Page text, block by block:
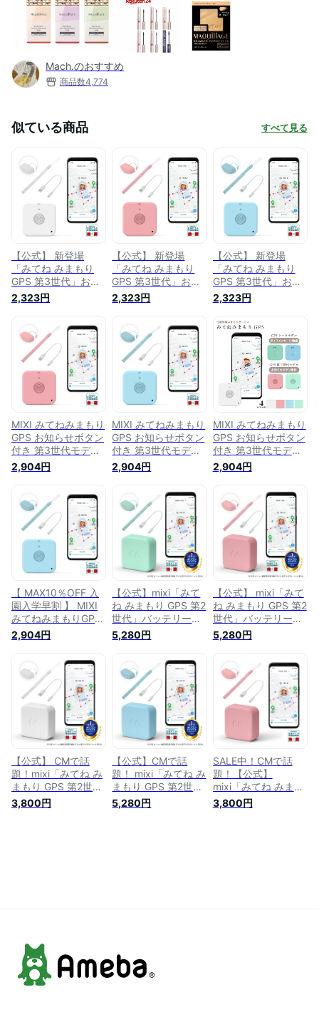
Mach.のおすすめ
商品数4,774
似ている商品 すべて見る
【公式】 新登場
「みてね みまもり
GPS 第3世代」お知
らせボタン付き！ (
ホワイト ) バッテリ
正システム搭載 日本
PTA全国協議会推薦
商品 迷子防止 の 子
供 見守り 小型 追跡
GPS MIXI
2,323円
【公式】 新登場
「みてね みまもり
GPS 第3世代」お知
らせボタン付き！ (
ピンク ) バッテリー
システム搭載 日本
PTA全国協議会推薦
商品 迷子防止 の 子
供 見守り 小型 追跡
GPS MIXI
2,323円
【公式】 新登場
「みてね みまもり
GPS 第3世代」お知
らせボタン付き！ (
ブルー ) バッテリー
2000mAh 誤差補正
システム搭載 日本
PTA全国協議会推薦
商品 迷子防止 の 子
供 見守り 小型 追跡
GPS MIXI
2,323円
MIXI みてねみまもり
GPS お知らせボタン
付き 第3世代モデル
ピンク バッテリー
2000mAh 誤差補正
PTA全国協議会推薦
商品 迷子防止 子供
見守り 小型 追跡
GPS
2,904円
MIXI みてねみまもり
GPS お知らせボタン
付き 第3世代モデル
ブルー バッテリー
2000mAh 誤差補正
PTA全国協議会推薦
商品 迷子防止 子供
見守り 小型 追跡
GPS
2,904円
MIXI みてねみまもり
GPS お知らせボタン
付き 第3世代モデル
トーク ボイスメッセ
ージ機能付き バッテ
補正システム搭載 日
本PTA全国協議会推
薦商品 迷子防止 子
供 見守り 小型 追跡
2,904円
【 MAX10％OFF 入
園入学早割 】 MIXI
みてねみまもりGPS
お知らせボタン付き
第3世代モデル ブル
2000mAh 誤差補正
システム搭載 日本
PTA全国協議会推薦
商品 迷子防止 子供
見守り 小型 追跡
GPS
2,904円
【公式】mixi「みて
ね みまもり GPS 第2
世代」バッテリー
2000mAh 誤差補正
システム搭載 日本
商品 迷子防止 の 子
供 見守り 小型 追跡
GPS ストラップ ・
充電ケーブル 付き (
5,280円
【公式】 mixi「みて
ね みまもり GPS 第2
世代」バッテリー
2000mAh 誤差補正
システム搭載 日本
商品 迷子防止 の 子
供 見守り 小型 追跡
GPS ストラップ ・
充電ケーブル 付き（
5,280円
【公式】 CMで話
題！mixi「みてね み
まもり GPS 第2世
代」バッテリー
2000mAh 誤差補正
3,800円
【公式】CMで話
題！ mixi「みてね み
まもり GPS 第2世
代」バッテリー
2000mAh 誤差補正
5,280円
SALE中！CMで話
題！【公式】
mixi「みてね みまも
り GPS 第2世代」バ
ッテリー 2000mAh
3,800円